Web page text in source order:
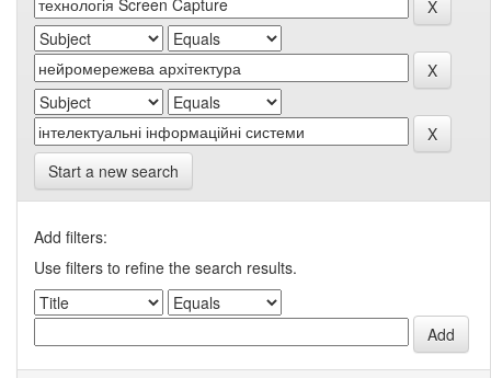
Start a new search
Add filters:
Use filters to refine the search results.